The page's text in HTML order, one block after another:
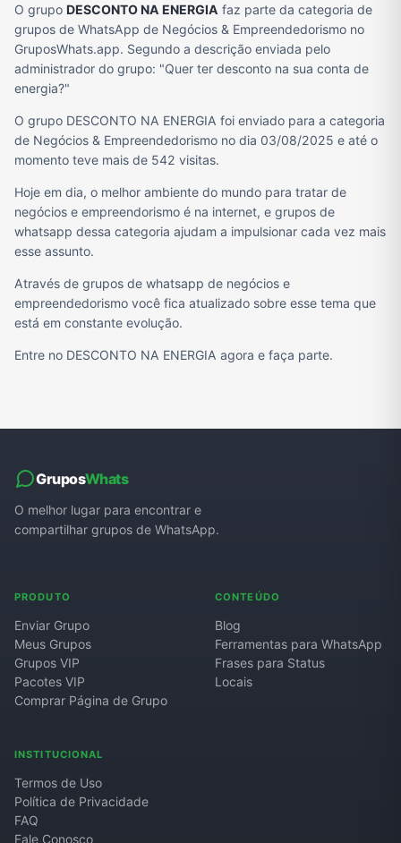
O grupo DESCONTO NA ENERGIA faz parte da categoria de
grupos de WhatsApp de Negócios & Empreendedorismo no
GruposWhats.app. Segundo a descrição enviada pelo
administrador do grupo: "Quer ter desconto na sua conta de
energia?"
O grupo DESCONTO NA ENERGIA foi enviado para a categoria
de Negócios & Empreendedorismo no dia 03/08/2025 e até o
momento teve mais de 542 visitas.
Hoje em dia, o melhor ambiente do mundo para tratar de
negócios e empreendorismo é na internet, e grupos de
whatsapp dessa categoria ajudam a impulsionar cada vez mais
esse assunto.
Através de grupos de whatsapp de negócios e
empreendedorismo você fica atualizado sobre esse tema que
está em constante evolução.
Entre no DESCONTO NA ENERGIA agora e faça parte.
GruposWhats
O melhor lugar para encontrar e
compartilhar grupos de WhatsApp.
PRODUTO
Enviar Grupo
Meus Grupos
Grupos VIP
Pacotes VIP
Comprar Página de Grupo
CONTEÚDO
Blog
Ferramentas para WhatsApp
Frases para Status
Locais
INSTITUCIONAL
Termos de Uso
Política de Privacidade
FAQ
Fale Conosco